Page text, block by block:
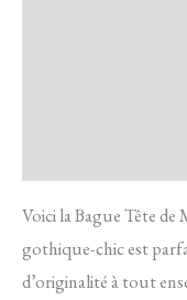
Voici la Bague Tête
gothique-chic est
d’originalité à tout